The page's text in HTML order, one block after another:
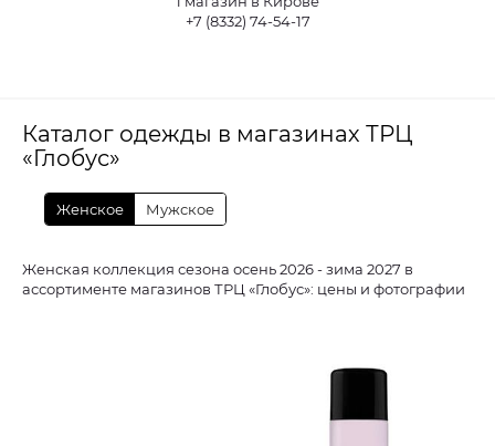
+7 (8332) 74-54-17
Каталог одежды в магазинах ТРЦ
«Глобус»
Женское Мужское
Женская коллекция сезона осень 2026 - зима 2027 в
ассортименте магазинов ТРЦ «Глобус»: цены и фотографии